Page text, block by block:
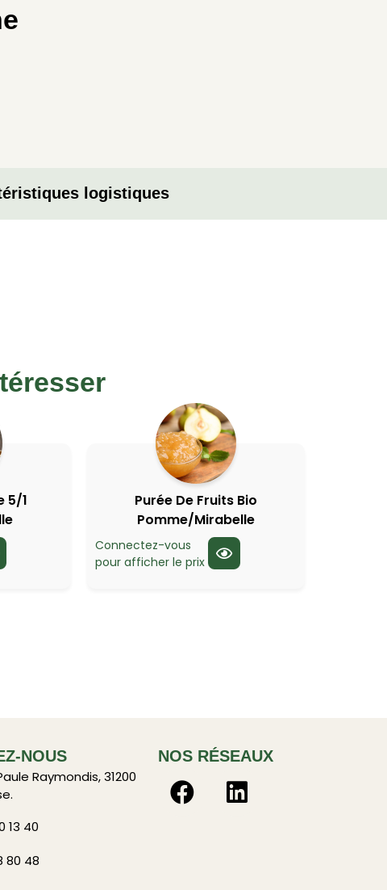
logistiques
5/1
Purée De Fruits Bio
Pomme/Mirabelle
Connectez-vous
pour afficher le prix
NOUS
Raymondis, 31200
13 40
80 48
NOS RÉSEAUX